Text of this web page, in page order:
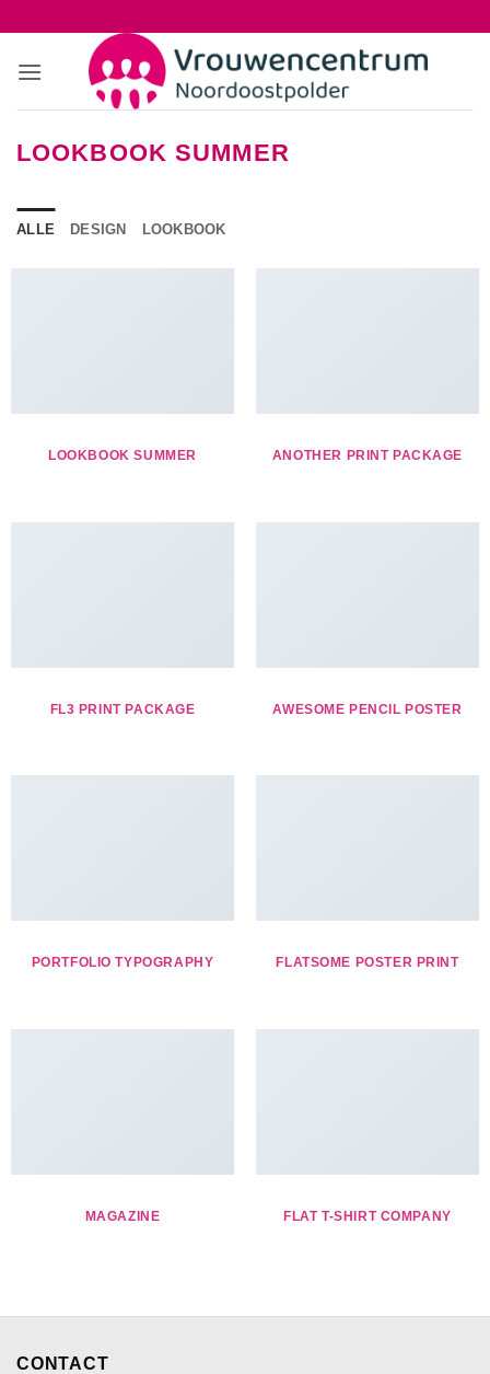
inhoud
LOOKBOOK SUMMER
ALLE DESIGN LOOKBOOK
LOOKBOOK SUMMER ANOTHER PRINT PACKAGE
FL3 PRINT PACKAGE AWESOME PENCIL POSTER
PORTFOLIO TYPOGRAPHY FLATSOME POSTER PRINT
MAGAZINE FLAT T-SHIRT COMPANY
CONTACT